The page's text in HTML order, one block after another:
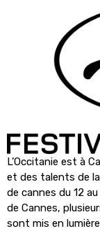
L’Occitanie est à
et des talents de
de cannes du 12
de Cannes,
sont mis en